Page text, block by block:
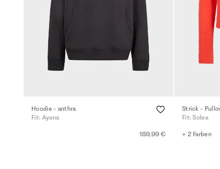
Hoodie - anthra
Fit: Ayana
189,99 €
Strick -
Fit: Solea
+ 2 Farben